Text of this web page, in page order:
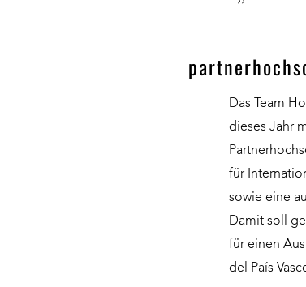
Das Team
dieses Jahr
für
sowie eine
Damit soll
für einen
del País